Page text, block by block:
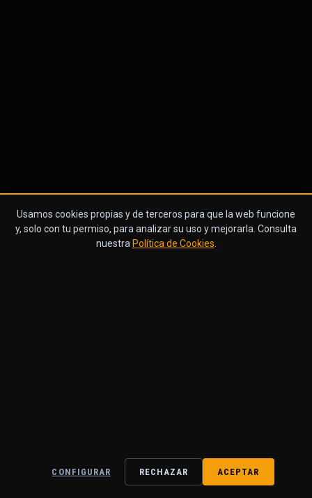
Usamos cookies propias y de terceros para que la web funcione
y, solo con tu permiso, para analizar su uso y mejorarla. Consulta
nuestra Política de Cookies
CONFIGURAR RECHAZAR ACEPTAR